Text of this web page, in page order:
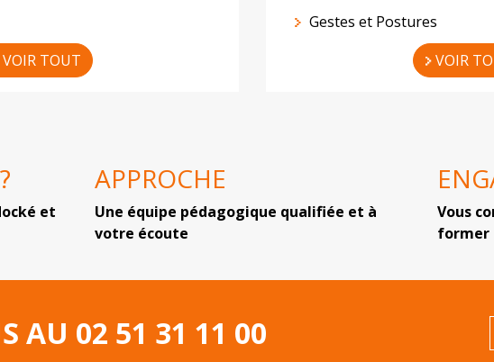
VOIR TOUT
Gestes et Postures
VOIR
et
APPROCHE
Une équipe pédagogique qualifiée et à
votre écoute
Vous
former
AU 02 51 31 11 00